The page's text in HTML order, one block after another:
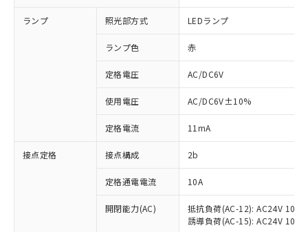
ランプ 照光部方式 LEDランプ
ランプ色 赤
定格電圧 AC/DC6V
使用電圧 AC/DC6V±10%
定格電流 11mA
接点定格 接点構成 2b
定格通電電流 10A
開閉能力(AC)
抵抗負荷(AC-12): AC24V 10A/
誘導負荷(AC-15): AC24V
ご利用条件
以下の条件をお読みいただき、同意のうえ
ご利用ください。
本サービスは、当社制御機器事業取扱
商品の当社在庫状況および標準価格
(税抜)を提供させていただくもので
当社制御機器事業取扱商品の中には、
対応済み：EU RoHS指令（10物質）の
非含有に対応した製品が提供可能な商品で
対応予定：EU RoHS指令（10物質）の非含
有に対応した製品に切り替える予定のある
対応予定なし：EU RoHS指令（10物質）の
非含有に非対応の商品で、対応品を出す予
調査・確認中：EU RoHS指令（10物質）の
非含有の対応状況を調査中または確認中の
非該当品：ライセンス料など無形物で、有
害物質有無と関係のない商品です。
仕入先様の事情により、非含有部品として
「○」：最大均質材料含有率が中国RoHSの
基準値以下であることを示します。
「×」：最大均質材料含有率が中国RoHSの